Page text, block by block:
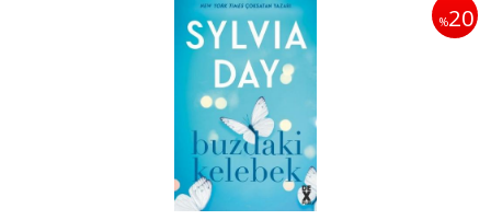
%20